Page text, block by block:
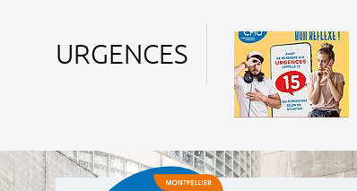
URGENCES